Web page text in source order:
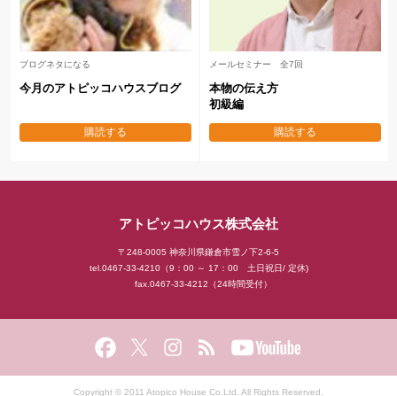
ブログネタになる
今月のアトピッコハウスブログ
購読する
メールセミナー 全7回
本物の伝え方
初級編
購読する
アトピッコハウス株式会社
〒248-0005 神奈川県鎌倉市雪ノ下2-6-5
tel.0467-33-4210（9：00 ～ 17：00 土日祝日/ 定休)
fax.0467-33-4212（24時間受付）
Copyright © 2011 Atopico House Co.Ltd. All Rights Reserved.